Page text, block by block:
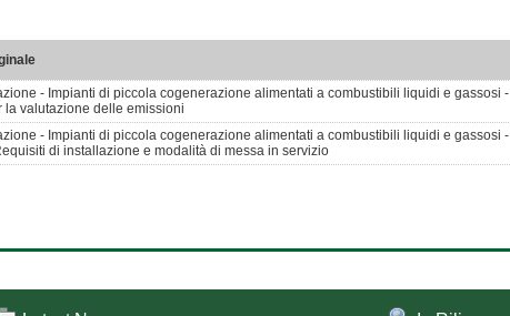
- Impianti di piccola cogenerazione alimentati a combustibili liquidi e gassosi -
la valutazione delle emissioni
- Impianti di piccola cogenerazione alimentati a combustibili liquidi e gassosi -
di installazione e modalità di messa in servizio